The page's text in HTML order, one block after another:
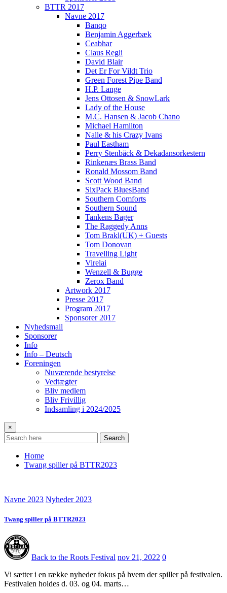
BTTR 2017
Navne 2017
Banqo
Benjamin Aggerbæk
Ceabhar
Claus Regli
David Blair
Det Er For Vildt Trio
Green Forest Pipe Band
H.P. Lange
Jens Ottosen & SnowLark
Lady of the House
M.C. Hansen & Jacob Chano
Michael Hamilton
Nalle & his Crazy Ivans
Paul Eastham
Perry Stenbäck & Dekadansorkestern
Rinkenæs Brass Band
Ronald Mossom Band
Scott Wood Band
SixPack BluesBand
Southern Comforts
Southern Sound
Tankens Bager
The Raggedy Anns
Tom Brakl(UK) + Guests
Tom Donovan
Travelling Light
Virelai
Wenzell & Bugge
Zerox Band
Artwork 2017
Presse 2017
Program 2017
Sponsorer 2017
Nyhedsmail
Sponsorer
Info
Info – Deutsch
Foreningen
Nuværende bestyrelse
Vedtægter
Bliv medlem
Bliv Frivillig
Indsamling i 2024/2025
×
Search
Home
Twang spiller på BTTR2023
Navne 2023 Nyheder 2023
Twang spiller på BTTR2023
Back to the Roots Festival nov 21, 2022 0
Vi sætter i en række nyheder fokus på hvem der spiller på festivalen.
Festivalen holdes d. 03. og 04. marts…